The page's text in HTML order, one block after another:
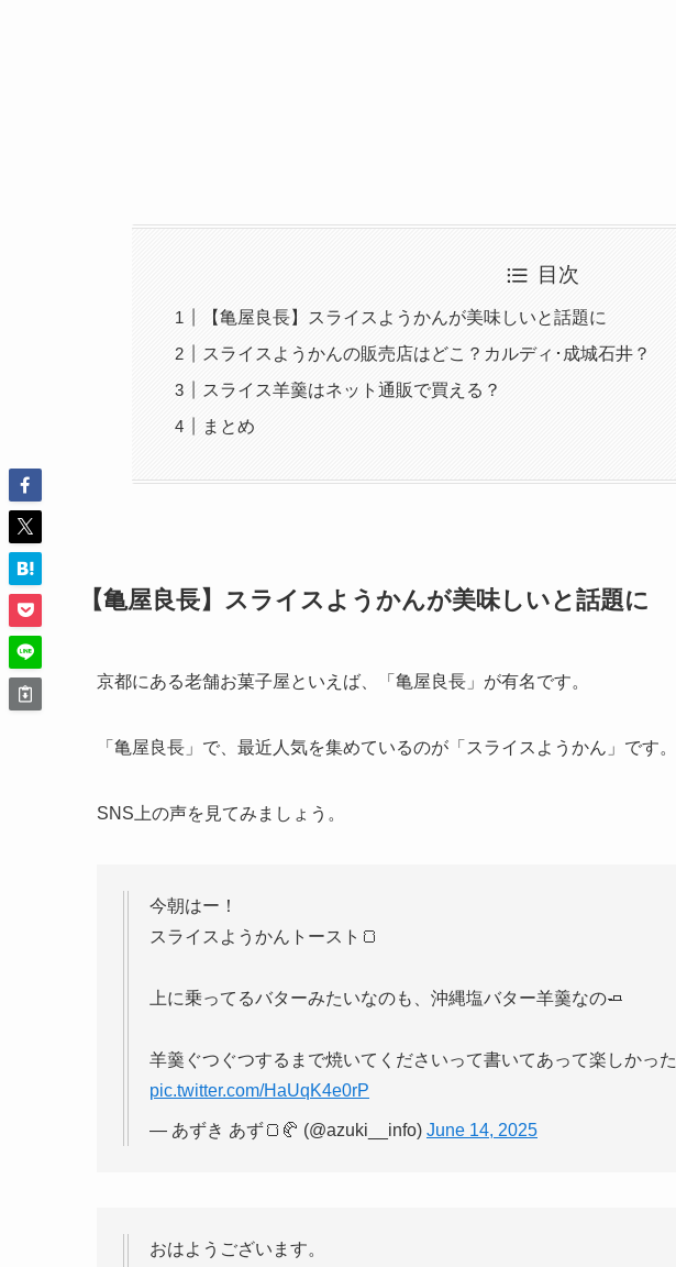
目次
【亀屋良長】スライスようかんが美味しいと話題に
スライスようかんの販売店はどこ？カルディ･成城石井？
スライス羊羹はネット通販で買える？
まとめ
【亀屋良長】スライスようかんが美味しいと話題に
京都にある老舗お菓子屋といえば、「亀屋良長」が有名です。
「亀屋良長」で、最近人気を集めているのが「スライスようかん」です。
SNS上の声を見てみましょう。
今朝はー！
スライスようかんトースト🍞
上に乗ってるバターみたいなのも、沖縄塩バター羊羹なの🧈
羊羹ぐつぐつするまで焼いてくださいって書いてあって楽しかった
pic.twitter.com/HaUqK4e0rP
— あずき あず🍞🥐 (@azuki__info) June 14, 2025
おはようございます。